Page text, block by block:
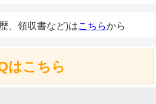
、領収書など)はこちらから
はこちら